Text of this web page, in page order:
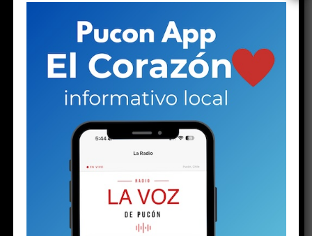
2 años atrás
A una semana de la desaparición de
Claudio Moreno: el mal tiempo
dificulta otra vez la búsqueda
MÁS NOTICIAS